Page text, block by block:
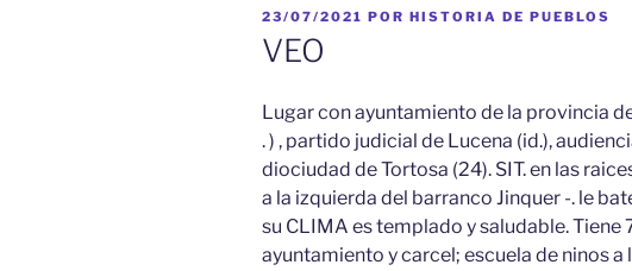
PUBLICADO
EL
23/07/2021 POR HISTORIA DE PUEBLOS
VEO
Lugar con ayuntamiento de la provincia
. ) , partido judicial de Lucena (id.),
diociudad de Tortosa (24). SIT. en las
a la izquierda del barranco Jinquer -. le
su CLIMA es templado y saludable. Tiene
ayuntamiento y carcel; escuela de ninos a